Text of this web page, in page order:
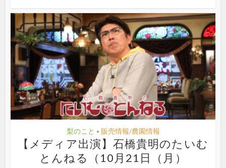
梨のこと • 販売情報/農園情報
【メディア出演】石橋貴明のたいむ
とんねる（10月21日（月）